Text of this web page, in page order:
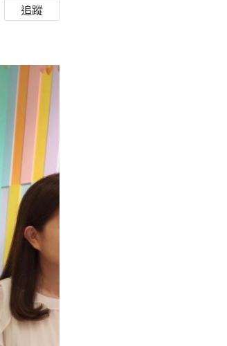
追蹤